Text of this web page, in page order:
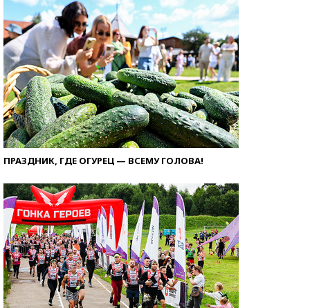
ПРАЗДНИК, ГДЕ ОГУРЕЦ — ВСЕМУ ГОЛОВА!